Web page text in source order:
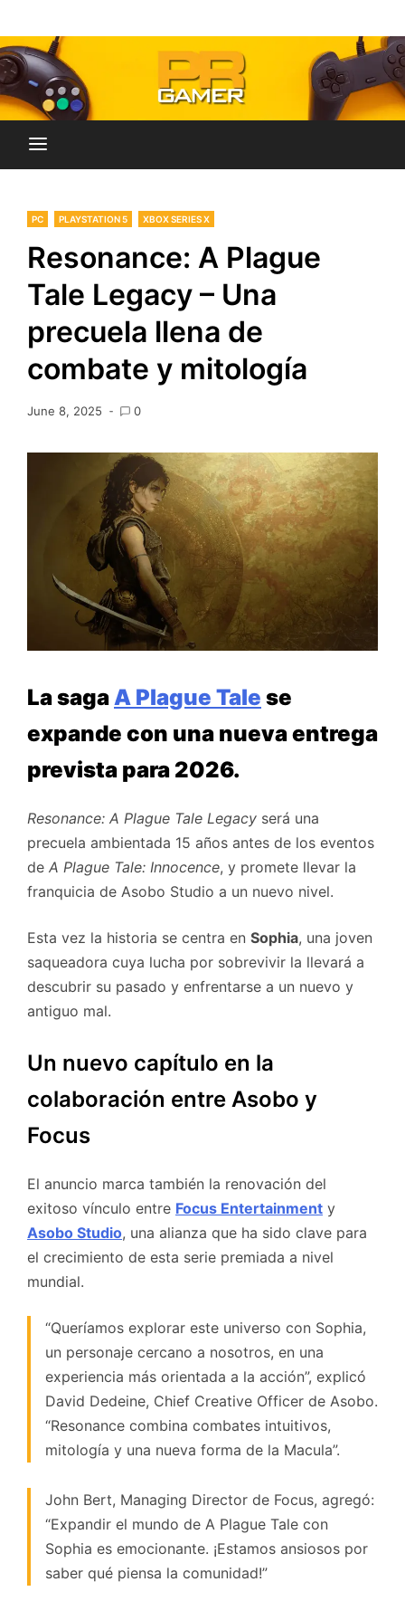
to
contentPR-Gamer
películas y series
PC PLAYSTATION 5 XBOX SERIES X
Resonance: A Plague
Tale Legacy – Una
precuela llena de
combate y mitología
June 8, 2025 0
La sagaA Plague Tale se
expande con una nueva entrega
prevista para 2026.
Resonance: A Plague Tale Legacy será una
precuela ambientada 15 años antes de los eventos
de A Plague Tale: Innocence, y promete llevar la
franquicia de Asobo Studio a un nuevo nivel.
Esta vez la historia se centra en Sophia, una joven
saqueadora cuya lucha por sobrevivir la llevará a
descubrir su pasado y enfrentarse a un nuevo y
antiguo mal.
Un nuevo capítulo en la
colaboración entre Asobo y
Focus
El anuncio marca también la renovación del
exitoso vínculo entre Focus Entertainment y
Asobo Studio, una alianza que ha sido clave para
el crecimiento de esta serie premiada a nivel
mundial.
“Queríamos explorar este universo con Sophia,
un personaje cercano a nosotros, en una
experiencia más orientada a la acción”, explicó
David Dedeine, Chief Creative Officer de Asobo.
“Resonance combina combates intuitivos,
mitología y una nueva forma de la Macula”.
John Bert, Managing Director de Focus, agregó:
“Expandir el mundo de A Plague Tale con
Sophia es emocionante. ¡Estamos ansiosos por
saber qué piensa la comunidad!”